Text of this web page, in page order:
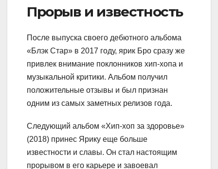
Прорыв и известность
После выпуска своего дебютного альбома
«Блэк Стар» в 2017 году, ярик Бро сразу же
привлек внимание поклонников хип-хопа и
музыкальной критики. Альбом получил
положительные отзывы и был признан
одним из самых заметных релизов года.
Следующий альбом «Хип-хоп за здоровье»
(2018) принес Ярику еще больше
известности и славы. Он стал настоящим
прорывом в его карьере и завоевал